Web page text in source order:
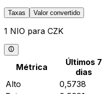
Taxas Valor convertido
1 NIO para CZK
Métrica
Últimos 7
dias
Alto
0,5738